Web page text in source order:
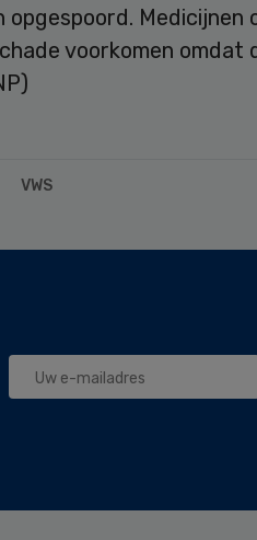
opgespoord. Medicijnen
voorkomen omdat
VWS